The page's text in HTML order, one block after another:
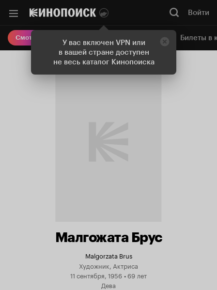
У вас включен VPN или
в вашей стране доступен
не весь каталог Кинопоиска
Войти
Смотреть кино Онлайн-кинотеатр Билеты в
Малгожата Брус
Malgorzata Brus
Художник, Актриса
11 сентября, 1956 • 69 лет
Дева